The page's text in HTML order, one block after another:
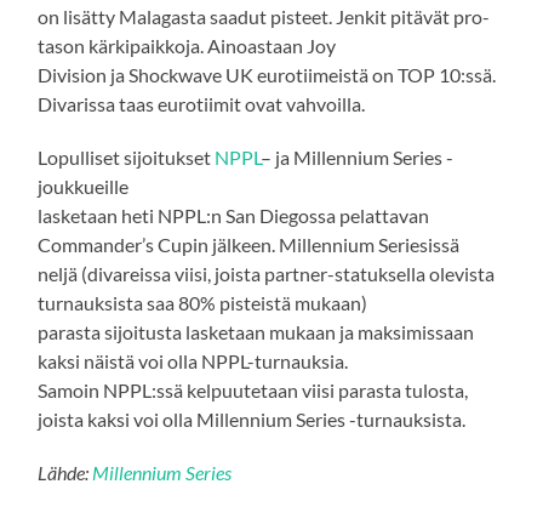
on lisätty Malagasta saadut pisteet. Jenkit pitävät pro-
tason kärkipaikkoja. Ainoastaan Joy
Division ja Shockwave UK eurotiimeistä on TOP 10:ssä.
Divarissa taas eurotiimit ovat vahvoilla.
Lopulliset sijoitukset NPPL – ja Millennium Series -
joukkueille
lasketaan heti NPPL:n San Diegossa pelattavan
Commander’s Cupin jälkeen. Millennium Seriesissä
neljä (divareissa viisi, joista partner-statuksella olevista
turnauksista saa 80% pisteistä mukaan)
parasta sijoitusta lasketaan mukaan ja maksimissaan
kaksi näistä voi olla NPPL-turnauksia.
Samoin NPPL:ssä kelpuutetaan viisi parasta tulosta,
joista kaksi voi olla Millennium Series -turnauksista.
Lähde: Millennium Series